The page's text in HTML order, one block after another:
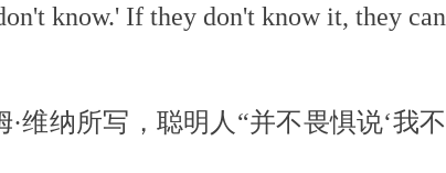
know.' If they don't know it, they can
维纳所写，聪明人“并不畏惧说‘我不